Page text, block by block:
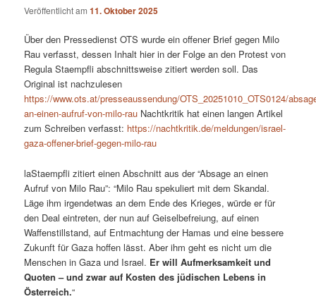
Veröffentlicht am11. Oktober 2025
Über den Pressedienst OTS wurde ein offener Brief gegen Milo
Rau verfasst, dessen Inhalt hier in der Folge an den Protest von
Regula Staempfli abschnittsweise zitiert werden soll. Das
Original ist nachzulesen
https://www.ots.at/presseaussendung/OTS_20251010_OTS0124/
an-einen-aufruf-von-milo-rau Nachtkritik hat einen langen Artikel
zum Schreiben verfasst: https://nachtkritik.de/meldungen/israel-
gaza-offener-brief-gegen-milo-rau
laStaempfli zitiert einen Abschnitt aus der “Absage an einen
Aufruf von Milo Rau”: “Milo Rau spekuliert mit dem Skandal.
Läge ihm irgendetwas an dem Ende des Krieges, würde er für
den Deal eintreten, der nun auf Geiselbefreiung, auf einen
Waffenstillstand, auf Entmachtung der Hamas und eine bessere
Zukunft für Gaza hoffen lässt. Aber ihm geht es nicht um die
Menschen in Gaza und Israel. Er will Aufmerksamkeit und
Quoten – und zwar auf Kosten des jüdischen Lebens in
Österreich.“